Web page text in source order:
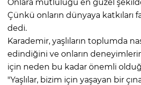
Onlara mutluluğu en güzel şekilde
Çünkü onların dünyaya katkıları
dedi.
Karademir, yaşlıların toplumda
edindiğini ve onların
için neden bu kadar önemli
"Yaşlılar, bizim için yaşayan bir